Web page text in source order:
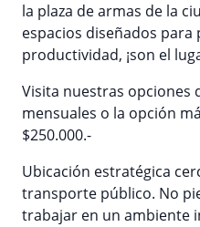
la plaza de armas de la
espacios diseñados
productividad, ¡son el
Visita nuestras opciones
mensuales o la opción
$250.000.-
Ubicación estratégica
transporte público. No
trabajar en un ambiente